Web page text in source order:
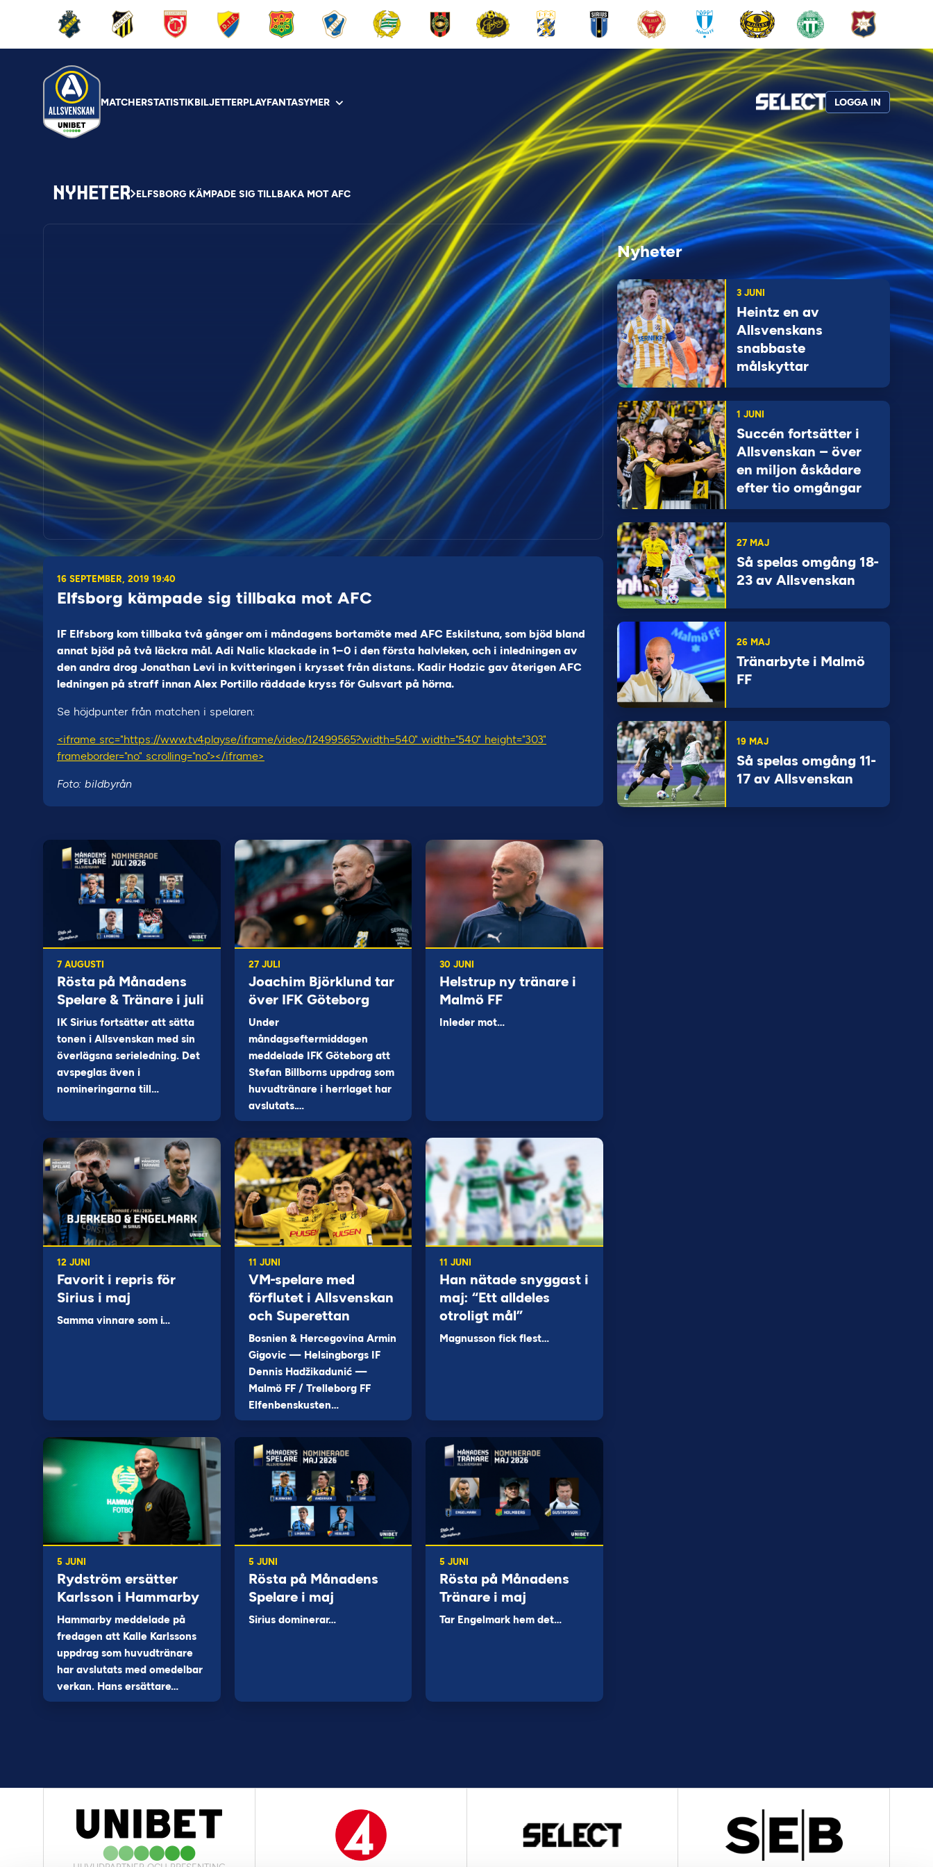
MATCHERSTATISTIKBILJETTERPLAYFANTASYMER LOGGA IN
NYHETER ELFSBORG KÄMPADE SIG TILLBAKA MOT AFC
16 SEPTEMBER, 2019 19:40
Elfsborg kämpade sig tillbaka mot AFC
IF Elfsborg kom tillbaka två gånger om i måndagens bortamöte med AFC Eskilstuna, som bjöd bland
annat bjöd på två läckra mål. Adi Nalic klackade in 1–0 i den första halvleken, och i inledningen av
den andra drog Jonathan Levi in kvitteringen i krysset från distans. Kadir Hodzic gav återigen AFC
ledningen på straff innan Alex Portillo räddade kryss för Gulsvart på hörna.
Se höjdpunter från matchen i spelaren:
<iframe src="https://www.tv4play.se/iframe/video/12499565?width=540" width="540" height="303"
frameborder="no" scrolling="no"></iframe>
Foto: bildbyrån
7 AUGUSTI
Rösta på Månadens
Spelare & Tränare i juli
IK Sirius fortsätter att sätta
tonen i Allsvenskan med sin
överlägsna serieledning. Det
avspeglas även i
nomineringarna till…
27 JULI
Joachim Björklund tar
över IFK Göteborg
Under
måndagseftermiddagen
meddelade IFK Göteborg att
Stefan Billborns uppdrag som
huvudtränare i herrlaget har
avslutats.…
30 JUNI
Helstrup ny tränare i
Malmö FF
Inleder mot…
12 JUNI
Favorit i repris för
Sirius i maj
Samma vinnare som i…
11 JUNI
VM-spelare med
förflutet i Allsvenskan
och Superettan
Bosnien & Hercegovina Armin
Gigovic — Helsingborgs IF
Dennis Hadžikadunić —
Malmö FF / Trelleborg FF
Elfenbenskusten…
11 JUNI
Han nätade snyggast i
maj: “Ett alldeles
otroligt mål”
Magnusson fick flest…
5 JUNI
Rydström ersätter
Karlsson i Hammarby
Hammarby meddelade på
fredagen att Kalle Karlssons
uppdrag som huvudtränare
har avslutats med omedelbar
verkan. Hans ersättare…
5 JUNI
Rösta på Månadens
Spelare i maj
Sirius dominerar…
5 JUNI
Rösta på Månadens
Tränare i maj
Tar Engelmark hem det…
Nyheter
3 JUNI
Heintz en av
Allsvenskans
snabbaste
målskyttar
1 JUNI
Succén fortsätter i
Allsvenskan – över
en miljon åskådare
efter tio omgångar
27 MAJ
Så spelas omgång 18-
23 av Allsvenskan
26 MAJ
Tränarbyte i Malmö
FF
19 MAJ
Så spelas omgång 11-
17 av Allsvenskan